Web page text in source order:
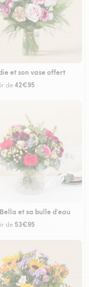
et son vase offert
de42€95
et sa bulle d'eau
de 53€95